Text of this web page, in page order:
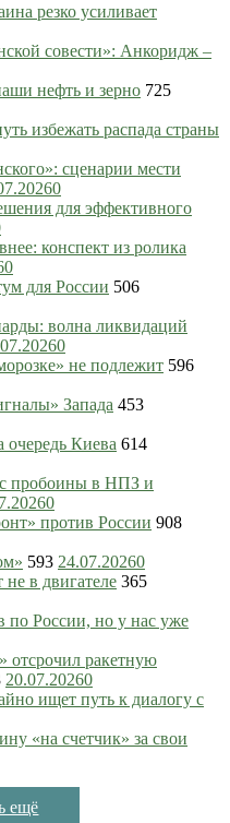
резко усиливает
совести»: Анкоридж –
нефть и зерно 725
избежать распада страны
сценарии мести
0
для эффективного
конспект из ролика
0
для России 506
волна ликвидаций
0
не подлежит 596
Запада 453
Киева 614
пробоины в НПЗ и
0
против России 908
593 24.07.20260
в двигателе 365
по России, но у нас уже
отсрочил ракетную
20.07.20260
ищет путь к диалогу с
«на счетчик» за свои
ещё